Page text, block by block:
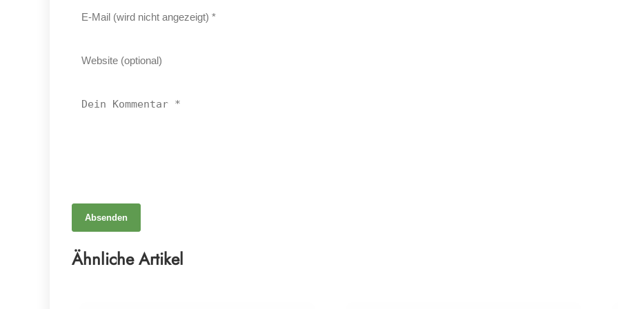
Absenden
Ähnliche Artikel
02. Juli 2026
Die heilende Kraft der Bewegung: Wie HIIT das